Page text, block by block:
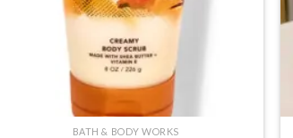
BATH & BODY WORKS